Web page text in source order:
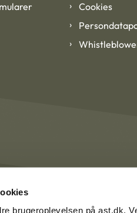
brugeroplevelsen på ast.dk.
Cookies